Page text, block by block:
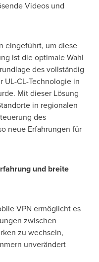
Videos und
eingeführt, um diese
ist die optimale Wahl
des vollständig
UL-CL-Technologie in
Mit dieser Lösung
in regionalen
des
neue Erfahrungen für
und breite
VPN ermöglicht es
zwischen
zu wechseln,
unverändert